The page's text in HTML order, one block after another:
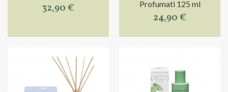
32,90 €
Profumati 125 ml
24,90 €